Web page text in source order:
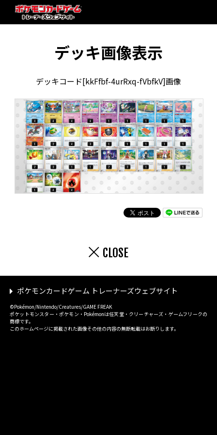
デッキ画像表示
デッキコード[kkFfbf-4urRxq-fVbfkV]画像
CLOSE
ポケモンカードゲーム トレーナーズウェブサイト
©Pokémon/Nintendo/Creatures/GAME FREAK
ポケットモンスター・ポケモン・Pokémonは任天堂・クリーチャーズ・ゲームフリークの
商標です。
このホームページに掲載された画像その他の内容の無断転載はお断りします。